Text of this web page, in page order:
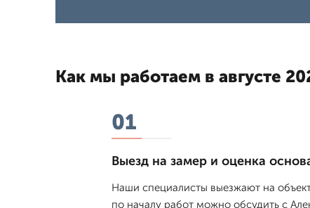
Как мы работаем в августе
01
Выезд на замер и оценка
Наши специалисты выезжают на
по началу работ можно обсудить с